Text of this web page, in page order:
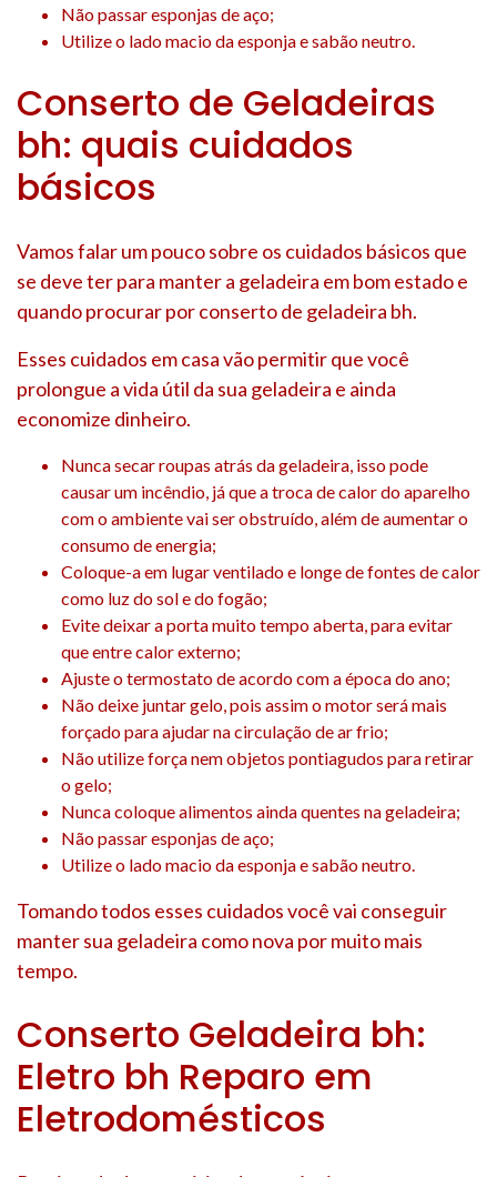
Não passar esponjas de aço;
Utilize o lado macio da esponja e sabão neutro.
Conserto de Geladeiras
bh: quais cuidados
básicos
Vamos falar um pouco sobre os cuidados básicos que
se deve ter para manter a geladeira em bom estado e
quando procurar por conserto de geladeira bh.
Esses cuidados em casa vão permitir que você
prolongue a vida útil da sua geladeira e ainda
economize dinheiro.
Nunca secar roupas atrás da geladeira, isso pode
causar um incêndio, já que a troca de calor do aparelho
com o ambiente vai ser obstruído, além de aumentar o
consumo de energia;
Coloque-a em lugar ventilado e longe de fontes de calor
como luz do sol e do fogão;
Evite deixar a porta muito tempo aberta, para evitar
que entre calor externo;
Ajuste o termostato de acordo com a época do ano;
Não deixe juntar gelo, pois assim o motor será mais
forçado para ajudar na circulação de ar frio;
Não utilize força nem objetos pontiagudos para retirar
o gelo;
Nunca coloque alimentos ainda quentes na geladeira;
Não passar esponjas de aço;
Utilize o lado macio da esponja e sabão neutro.
Tomando todos esses cuidados você vai conseguir
manter sua geladeira como nova por muito mais
tempo.
Conserto Geladeira bh:
Eletro bh Reparo em
Eletrodomésticos